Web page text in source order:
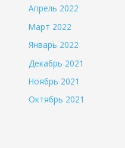
Апрель 2022
Март 2022
Январь 2022
Декабрь 2021
Ноябрь 2021
Октябрь 2021